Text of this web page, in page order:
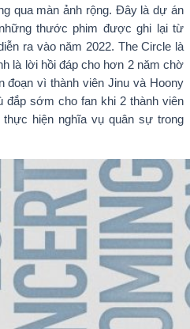
qua màn ảnh rộng. Đây là dự án
thước phim được ghi lại từ
ra vào năm 2022. The Circle là
là lời hồi đáp cho hơn 2 năm chờ
đoạn vì thành viên Jinu và Hoony
đắp sớm cho fan khi 2 thành viên
hiện nghĩa vụ quân sự trong